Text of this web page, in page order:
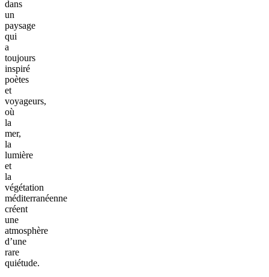
dans
un
paysage
qui
a
toujours
inspiré
poètes
et
voyageurs,
où
la
mer,
la
lumière
et
la
végétation
méditerranéenne
créent
une
atmosphère
d’une
rare
quiétude.